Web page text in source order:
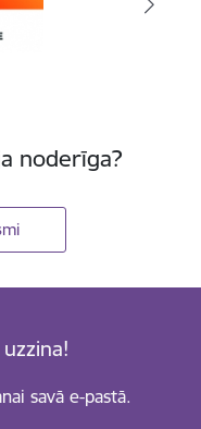
noderīga?
savā e-pastā.